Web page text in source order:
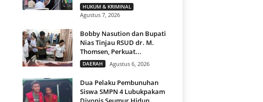
HUKUM & KRIMINAL
Agustus 7, 2026
Bobby Nasution dan Bupati
Nias Tinjau RSUD dr. M.
Thomsen, Perkuat...
DAERAH Agustus 6, 2026
Dua Pelaku Pembunuhan
Siswa SMPN 4 Lubukpakam